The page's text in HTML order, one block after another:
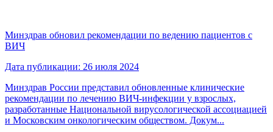
Минздрав обновил рекомендации по ведению пациентов с
ВИЧ
Дата публикации: 26 июля 2024
Минздрав России представил обновленные клинические
рекомендации по лечению ВИЧ-инфекции у взрослых,
разработанные Национальной вирусологической ассоциацией
и Московским онкологическим обществом. Докум...